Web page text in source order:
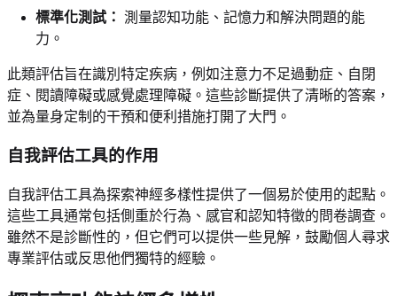
標準化測試： 測量認知功能、記憶力和解決問題的能
力。
此類評估旨在識別特定疾病，例如注意力不足過動症、自閉
症、閱讀障礙或感覺處理障礙。這些診斷提供了清晰的答案，
並為量身定制的干預和便利措施打開了大門。
自我評估工具的作用
自我評估工具為探索神經多樣性提供了一個易於使用的起點。
這些工具通常包括側重於行為、感官和認知特徵的問卷調查。
雖然不是診斷性的，但它們可以提供一些見解，鼓勵個人尋求
專業評估或反思他們獨特的經驗。